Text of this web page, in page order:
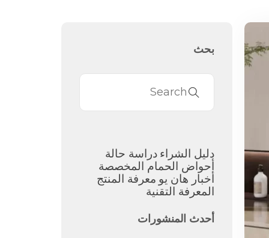
بحث
دليل الشراء دراسة حالة
أحواض الحمام المخصصة
أخبار هان يو معرفة المنتج
المعرفة التقنية
أحدث المنشورات